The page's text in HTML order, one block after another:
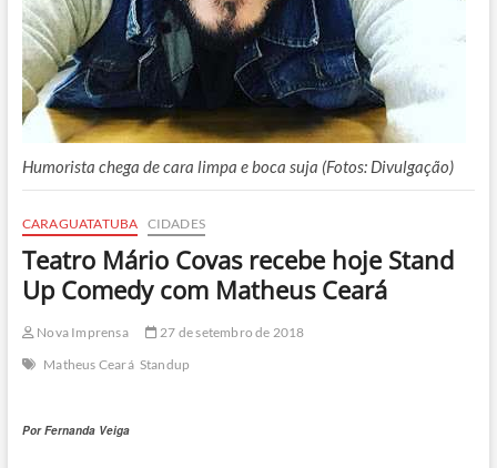
Humorista chega de cara limpa e boca suja (Fotos: Divulgação)
CARAGUATATUBA CIDADES
Teatro Mário Covas recebe hoje Stand
Up Comedy com Matheus Ceará
Nova Imprensa
27 de setembro de 2018
Matheus Ceará Standup
Por Fernanda Veiga